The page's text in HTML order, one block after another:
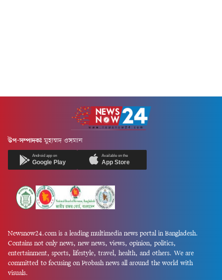
উপ-সম্পাদকঃ মুহাম্মদ ওসমান
Android app on
Google Play
Available on the
App Store
Newsnow24.com is a leading multimedia news portal in Bangladesh.
Contains not only news, new news, views, opinion, politics,
entertainment, sports, lifestyle, travel, health, and others. We are
committed to focusing on Probash news all around the world with
visuals.